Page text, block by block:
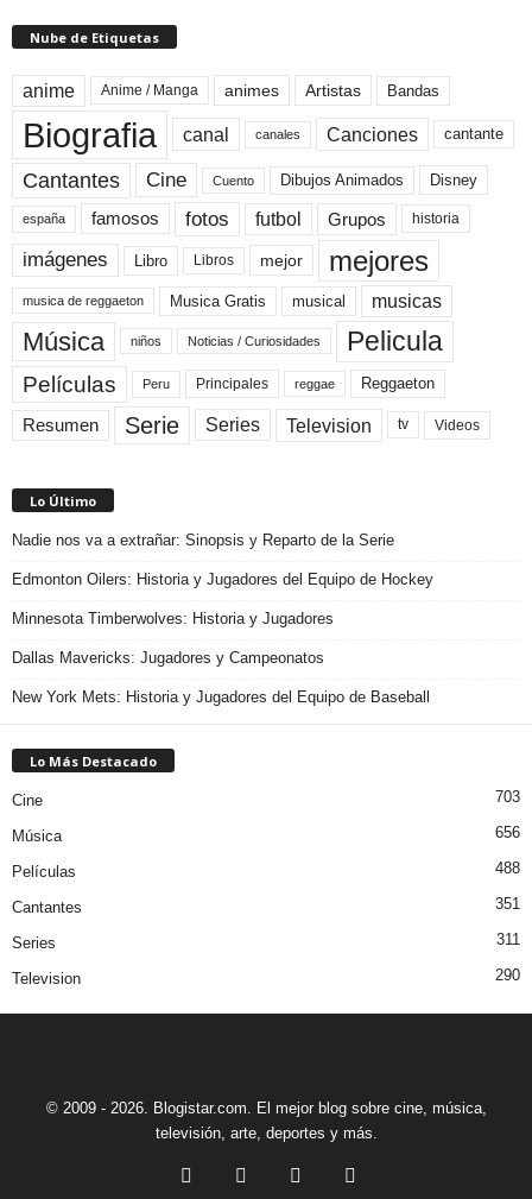
Nube de Etiquetas
anime Anime / Manga animes Artistas Bandas
Biografia canal canales Canciones cantante
Cantantes Cine Cuento Dibujos Animados Disney
españa famosos fotos futbol Grupos historia
imágenes Libro Libros mejor mejores
musica de reggaeton Musica Gratis musical musicas
Música niños Noticias / Curiosidades Pelicula
Películas Peru Principales reggae Reggaeton
Resumen Serie Series Television tv Videos
Lo Último
Nadie nos va a extrañar: Sinopsis y Reparto de la Serie
Edmonton Oilers: Historia y Jugadores del Equipo de Hockey
Minnesota Timberwolves: Historia y Jugadores
Dallas Mavericks: Jugadores y Campeonatos
New York Mets: Historia y Jugadores del Equipo de Baseball
Lo Más Destacado
Cine 703
Música 656
Películas 488
Cantantes 351
Series 311
Television 290
© 2009 - 2026. Blogistar.com. El mejor blog sobre cine, música,
televisión, arte, deportes y más.